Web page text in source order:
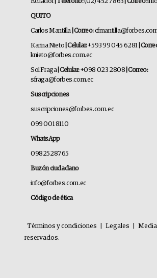
Ecuador | Teléfono:(02) 452 7863 | Correo:
QUITO
Carlos Mantilla | Correo:
Karina Nieto | Celular:+593 99 045 6281 |
knieto@forbes.com.ec
Sol Fraga| Celular:+098 023 2808 | Correo:
sfraga@forbes.com.ec
Suscripciones
suscripciones@forbes.com.ec
099 001 8110
WhatsApp
0982528765
Buzón ciudadano
info@forbes.com.ec
Código de ética
Términos y condiciones Legales
reservados.